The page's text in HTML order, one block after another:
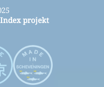
projekt